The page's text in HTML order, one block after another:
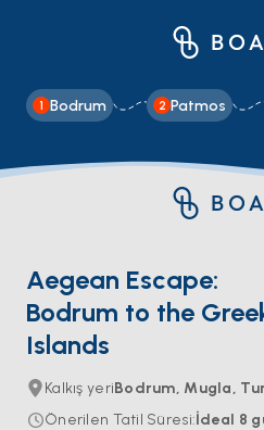
1 Bodrum 2 Patmos
Aegean Escape:
Bodrum to the
Islands
Kalkış yeriBodrum, Mugla,
Önerilen Tatil Süresi:İdeal 8